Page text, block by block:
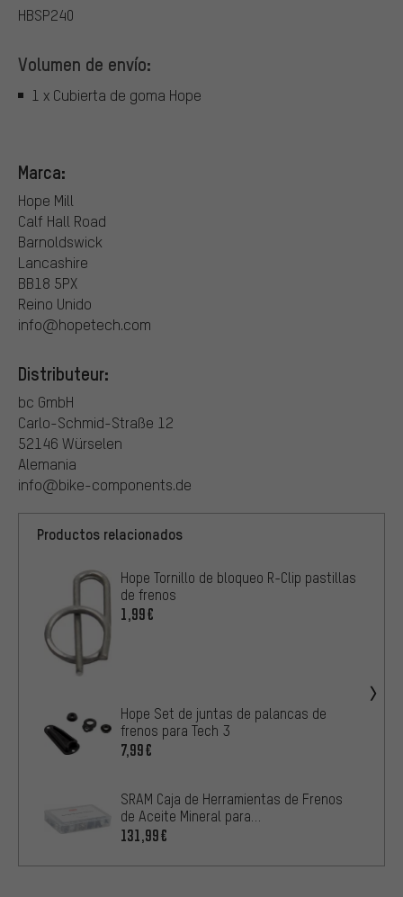
HBSP240
Volumen de envío:
1 x Cubierta de goma Hope
Marca:
Hope Mill
Calf Hall Road
Barnoldswick
Lancashire
BB18 5PX
Reino Unido
info@hopetech.com
Distributeur:
bc GmbH
Carlo-Schmid-Straße 12
52146 Würselen
Alemania
info@bike-components.de
Productos relacionados
Hope Tornillo de bloqueo R-Clip pastillas
de frenos
1,99€
Hope Set de juntas de palancas de
frenos para Tech 3
7,99€
SRAM Caja de Herramientas de Frenos
de Aceite Mineral para
Maven/Motive/DB8
131,99€